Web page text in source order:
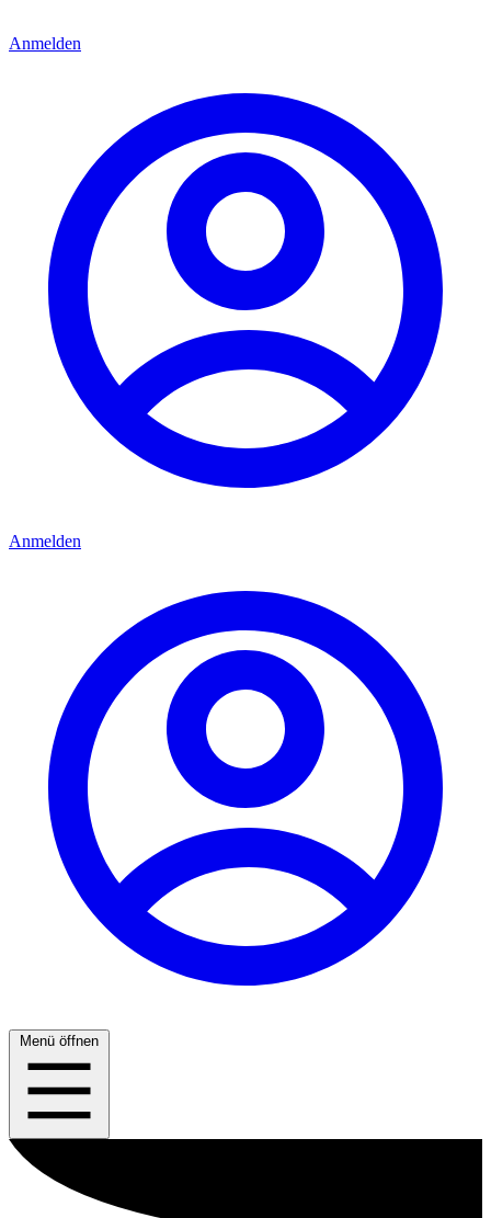
Anmelden
Anmelden
Menü öffnen